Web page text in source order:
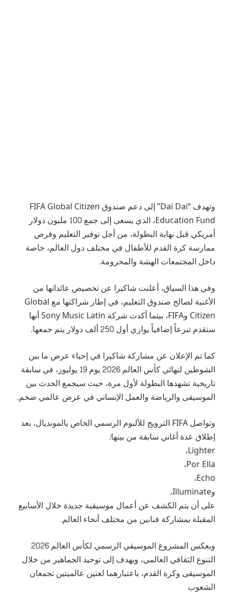
وتهدف “Dai Dai” إلى دعم صندوق FIFA Global Citizen
Education Fund، الذي يسعى إلى جمع 100 مليون دولار
أمريكي قبل نهاية البطولة، من أجل توفير التعليم وفرص
ممارسة كرة القدم للأطفال في مختلف دول العالم، خاصة
داخل المجتمعات الهشة والمحرومة.
وفي هذا السياق، أعلنت شاكيرا عن تخصيص عائداتها من
الأغنية لصالح صندوق التعليم، في إطار شراكتها مع Global
Citizen وFIFA، بينما أكدت شركة Sony Music Latin أنها
ستقدم تبرعاً إضافياً يوازي أول 250 ألف دولار يتم جمعها.
كما تم الإعلان عن مشاركة شاكيرا في إحياء عرض ما بين
الشوطين لنهائي كأس العالم 2026 يوم 19 يوليوز، في سابقة
تاريخية تشهدها البطولة لأول مرة، حيث سيجمع الحدث بين
الموسيقى والرياضة والعمل الإنساني في عرض عالمي ضخم.
وتواصل FIFA الترويج للألبوم الرسمي الخاص بالمونديال، بعد
إطلاق عدة أغاني سابقة من بينها:
Lighter،
Por Ella،
Echo،
وIlluminate،
على أن يتم الكشف عن أعمال موسيقية جديدة خلال الأسابيع
المقبلة بمشاركة فنانين من مختلف أنحاء العالم.
ويعكس المشروع الموسيقي الرسمي لكأس العالم 2026
التنوع الثقافي العالمي، ويهدف إلى توحيد الجماهير من خلال
الموسيقى وكرة القدم، باعتبارهما لغتين عالميتين تجمعان
الشعوب